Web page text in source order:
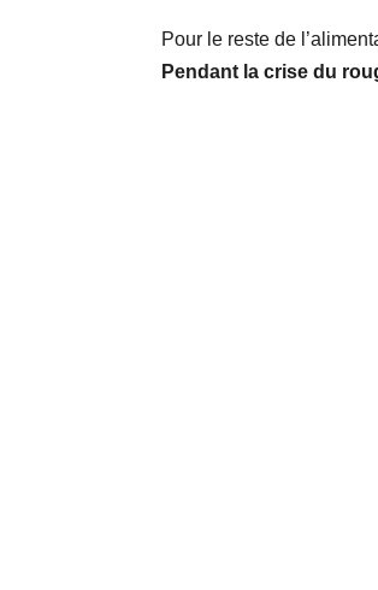
Pour le reste de
Pendant la crise du